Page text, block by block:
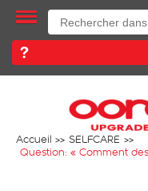
Accueil
SELFCARE
Question: « Comment